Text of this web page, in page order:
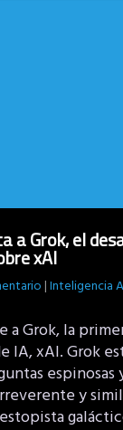
a Grok, el
xAI
|Inteligencia
a Grok, la
IA, xAI. Grok
espinosas
y